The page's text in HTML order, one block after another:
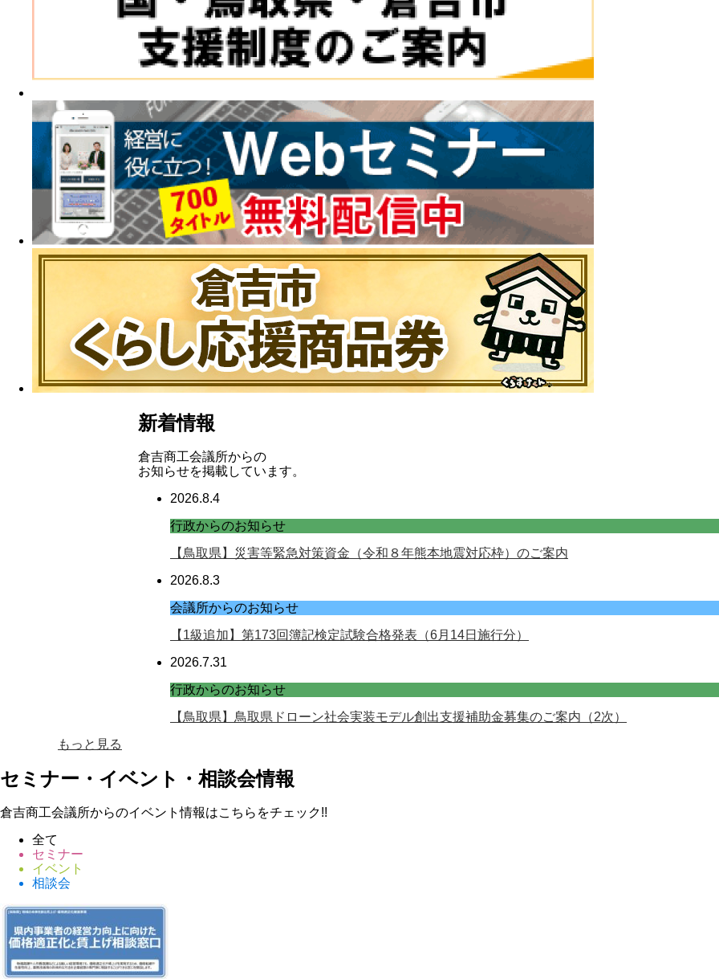
新着情報
倉吉商工会議所からの
お知らせを掲載しています。
2026.8.4
行政からのお知らせ
【鳥取県】災害等緊急対策資金（令和８年熊本地震対応枠）のご案内
2026.8.3
会議所からのお知らせ
【1級追加】第173回簿記検定試験合格発表（6月14日施行分）
2026.7.31
行政からのお知らせ
【鳥取県】鳥取県ドローン社会実装モデル創出支援補助金募集のご案内（2次）
もっと見る
セミナー・イベント・相談会情報
倉吉商工会議所からのイベント情報はこちらをチェック!!
全て
セミナー
イベント
相談会